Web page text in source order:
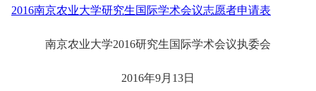
2016南京农业大学研究生国际学术会议志愿者申请表
南京农业大学2016研究生国际学术会议执委会
2016年9月13日